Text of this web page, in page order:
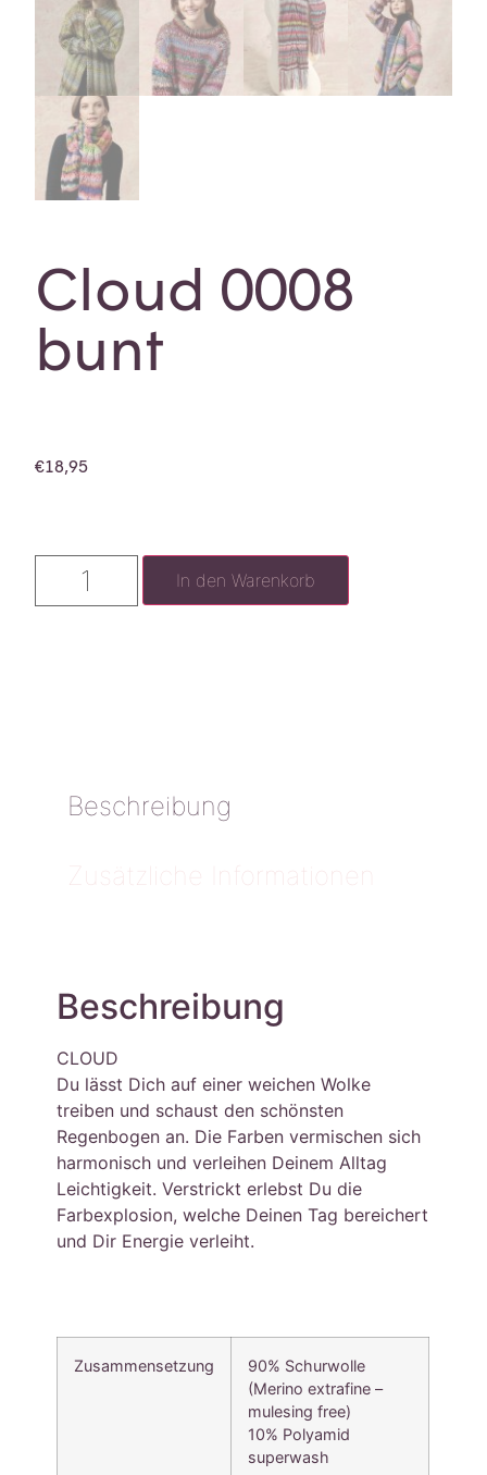
Cloud 0008
bunt
€18,95
In den Warenkorb
Beschreibung
Zusätzliche Informationen
Beschreibung
CLOUD
Du lässt Dich auf einer weichen Wolke
treiben und schaust den schönsten
Regenbogen an. Die Farben vermischen sich
harmonisch und verleihen Deinem Alltag
Leichtigkeit. Verstrickt erlebst Du die
Farbexplosion, welche Deinen Tag bereichert
und Dir Energie verleiht.
Zusammensetzung
90% Schurwolle
(Merino extrafine –
mulesing free)
10% Polyamid
superwash